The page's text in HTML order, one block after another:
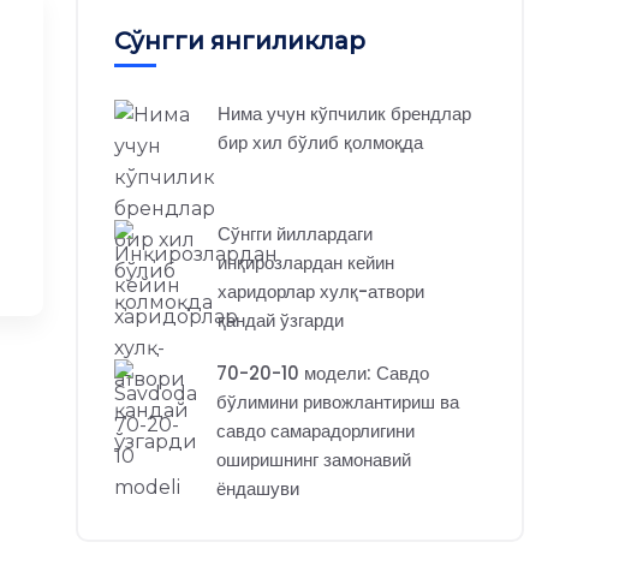
Сўнгги янгиликлар
Нима учун кўпчилик брендлар
бир хил бўлиб қолмоқда
Сўнгги йиллардаги
инқирозлардан кейин
харидорлар хулқ-атвори
қандай ўзгарди
70-20-10 модели: Савдо
бўлимини ривожлантириш ва
савдо самарадорлигини
оширишнинг замонавий
ёндашуви